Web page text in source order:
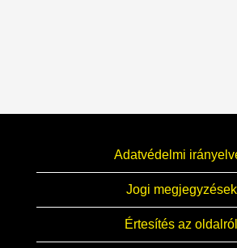
Adatvédelmi
Jogi megjegyzések
Értesítés az oldalról